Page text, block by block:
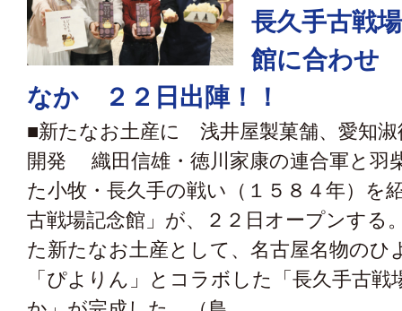
長久手古戦
館に合わせ
なか ２２日出陣！！
■新たなお土産に 浅井屋製菓舗、愛知
開発 織田信雄・徳川家康の連合軍と羽
た小牧・長久手の戦い（１５８４年）を
古戦場記念館」が、２２日オープンする
た新たなお土産として、名古屋名物のひ
「ぴよりん」とコラボした「長久手古